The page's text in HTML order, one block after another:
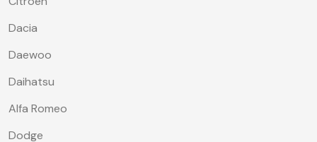
Dacia
Daewoo
Daihatsu
Alfa Romeo
Dodge